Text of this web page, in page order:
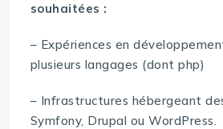
souhaitées :
– Expériences en
plusieurs langages (dont php)
– Infrastructures hébergeant
Symfony, Drupal ou WordPress.